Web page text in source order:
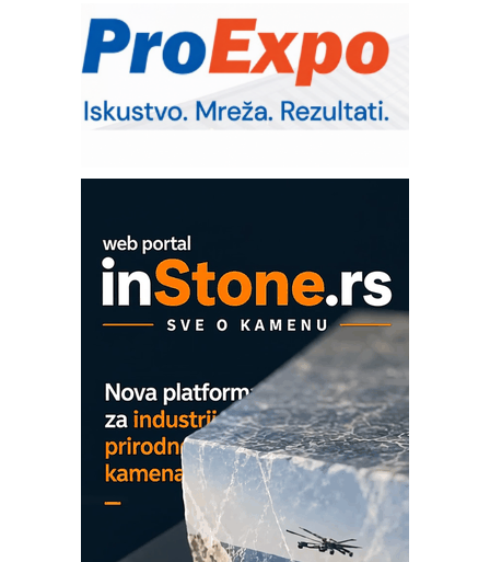
IB BLUMENAUER - više od 40 godina
poverenja u industriji
RMQ-TITAN ADVANCED INDICATOR
– Pametna signalizacija za efikasnije
upravljanje mašinama
EVOKS Maintenance Management
ROSA i SCHUNK podižu proizvodnju
na viši nivo
Detekcija različitih oblika
MAREX - Lim i mašine za savremena